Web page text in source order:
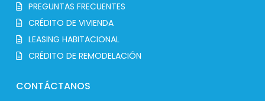
PREGUNTAS FRECUENTES
CRÉDITO DE VIVIENDA
LEASING HABITACIONAL
CRÉDITO DE REMODELACIÓN
CONTÁCTANOS